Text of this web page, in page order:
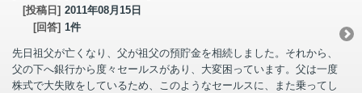
[投稿日] 2011年08月15日
[回答] 1件
先日祖父が亡くなり、父が祖父の預貯金を相続しました。それから、
父の下へ銀行から度々セールスがあり、大変困っています。父は一度
株式で大失敗をしているため、このようなセールスに、また乗ってし